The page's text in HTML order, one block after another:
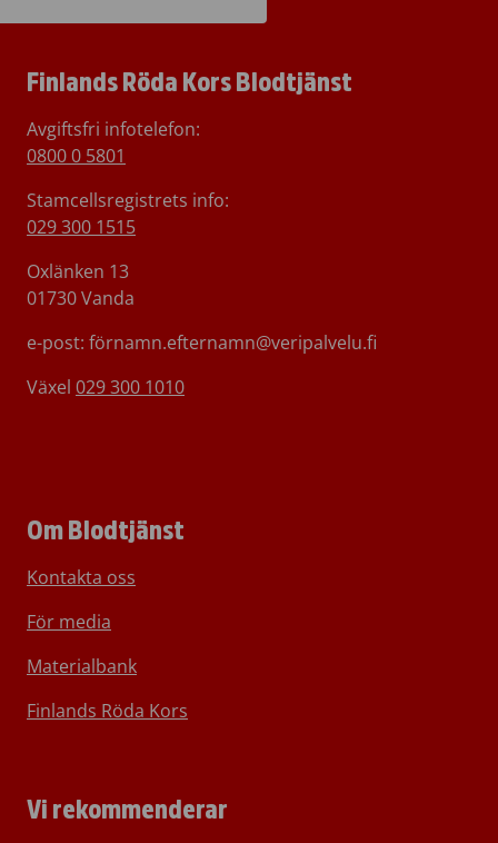
Finlands Röda Kors Blodtjänst
Avgiftsfri infotelefon:
0800 0 5801
Stamcellsregistrets info:
029 300 1515
Oxlänken 13
01730 Vanda
e-post: förnamn.efternamn@veripalvelu.fi
Växel 029 300 1010
Om Blodtjänst
Kontakta oss
För media
Materialbank
Finlands Röda Kors
Vi rekommenderar